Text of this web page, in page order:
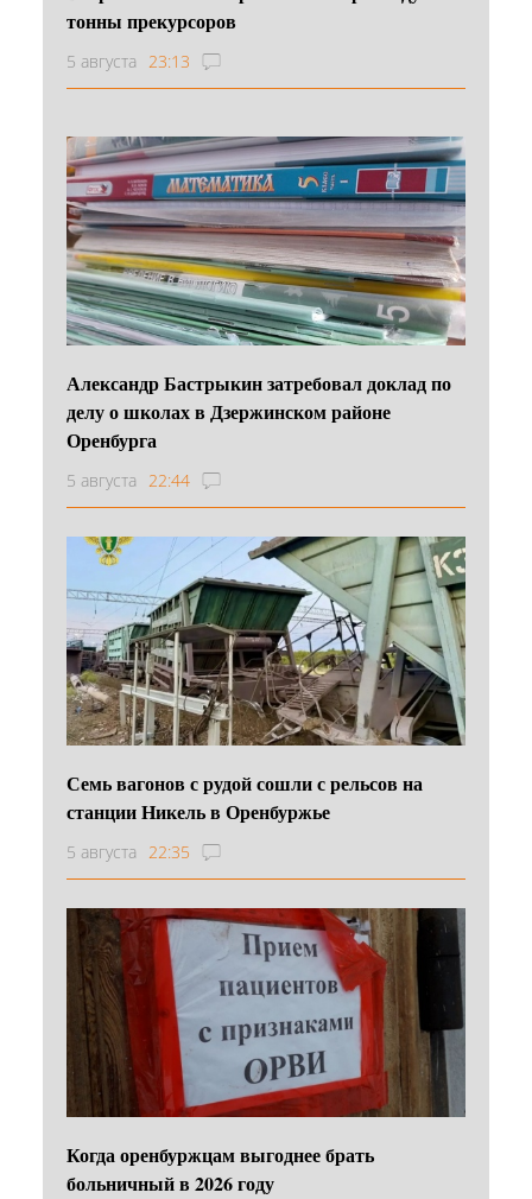
тонны прекурсоров
5 августа 23:13
Александр Бастрыкин затребовал доклад по
делу о школах в Дзержинском районе
Оренбурга
5 августа 22:44
Семь вагонов с рудой сошли с рельсов на
станции Никель в Оренбуржье
5 августа 22:35
Когда оренбуржцам выгоднее брать
больничный в 2026 году